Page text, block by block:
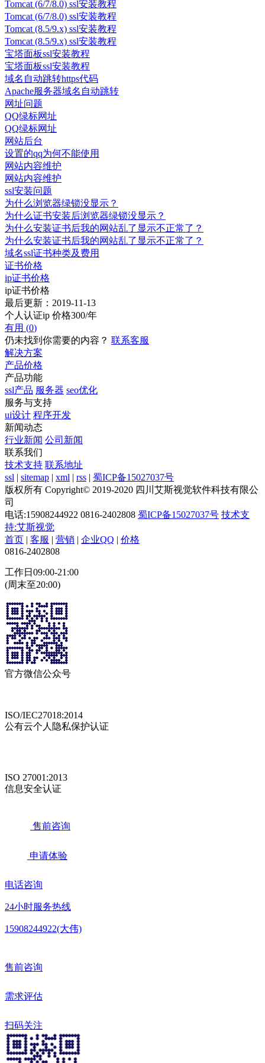
Tomcat (6/7/8.0) ssl安装教程
Tomcat (6/7/8.0) ssl安装教程
Tomcat (8.5/9.x) ssl安装教程
Tomcat (8.5/9.x) ssl安装教程
宝塔面板ssl安装教程
宝塔面板ssl安装教程
域名自动跳转https代码
Apache服务器域名自动跳转
网址问题
QQ绿标网址
QQ绿标网址
网站后台
设置的qq为何不能使用
网站内容维护
网站内容维护
ssl安装问题
为什么浏览器绿锁没显示？
为什么证书安装后浏览器绿锁没显示？
为什么安装证书后我的网站乱了显示不正常了？
为什么安装证书后我的网站乱了显示不正常了？
域名ssl证书种类及费用
证书价格
ip证书价格
ip证书价格
最后更新：2019-11-13
个人认证ip 价格300/年
有用 (0)
仍未找到你需要的内容？ 联系客服
解决方案
产品价格
产品功能
ssl产品 服务器 seo优化
服务与支持
ui设计 程序开发
新闻动态
行业新闻 公司新闻
联系我们
技术支持 联系地址
ssl | sitemap | xml | rss | 蜀ICP备15027037号
版权所有 Copyright© 2019-2020 四川艾斯视觉软件科技有限公
司
电话:15908244922 0816-2402808 蜀ICP备15027037号 技术支
持:艾斯视觉
首页 | 客服 | 营销 | 企业QQ | 价格
0816-2402808
工作日09:00-21:00
(周末至20:00)
官方微信公众号
ISO/IEC27018:2014
公有云个人隐私保护认证
ISO 27001:2013
信息安全认证
售前咨询
申请体验
电话咨询
24小时服务热线
15908244922(大伟)
售前咨询
需求评估
扫码关注